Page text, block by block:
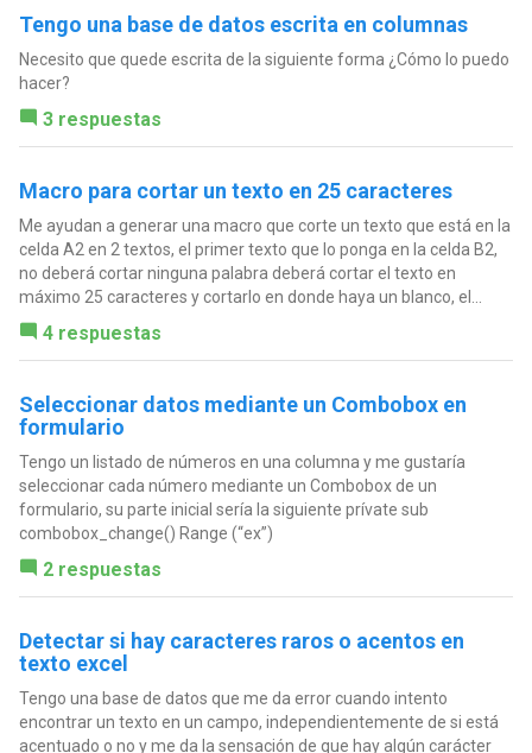
Tengo una base de datos escrita en columnas
Necesito que quede escrita de la siguiente forma ¿Cómo lo puedo
hacer?
3 respuestas
Macro para cortar un texto en 25 caracteres
Me ayudan a generar una macro que corte un texto que está en la
celda A2 en 2 textos, el primer texto que lo ponga en la celda B2,
no deberá cortar ninguna palabra deberá cortar el texto en
máximo 25 caracteres y cortarlo en donde haya un blanco, el...
4 respuestas
Seleccionar datos mediante un Combobox en
formulario
Tengo un listado de números en una columna y me gustaría
seleccionar cada número mediante un Combobox de un
formulario, su parte inicial sería la siguiente prívate sub
combobox_change() Range (“ex”)
2 respuestas
Detectar si hay caracteres raros o acentos en
texto excel
Tengo una base de datos que me da error cuando intento
encontrar un texto en un campo, independientemente de si está
acentuado o no y me da la sensación de que hay algún carácter